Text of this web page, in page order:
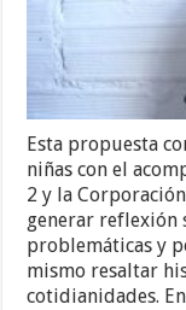
Esta propuesta
niñas con el
2 y la
generar reflexión
problemáticas y
mismo resaltar
cotidianidades.